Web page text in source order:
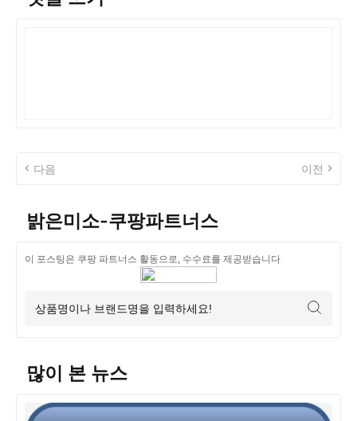
다음 이전
밝은미소-쿠팡파트너스
이 포스팅은 쿠팡 파트너스 활동으로, 수수료를 제공받습니다
많이 본 뉴스